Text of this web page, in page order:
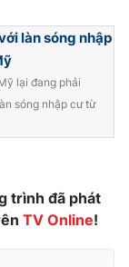
làn sóng nhập
lại đang phải
sóng nhập cư từ
trình đã phát
TV Online!